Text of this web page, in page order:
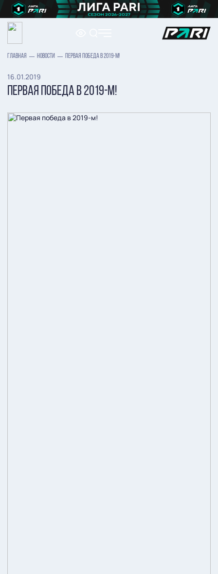
ГЛАВНАЯ НОВОСТИ ПЕРВАЯ ПОБЕДА В 2019-М!
16.01.2019
ПЕРВАЯ ПОБЕДА В 2019-М!